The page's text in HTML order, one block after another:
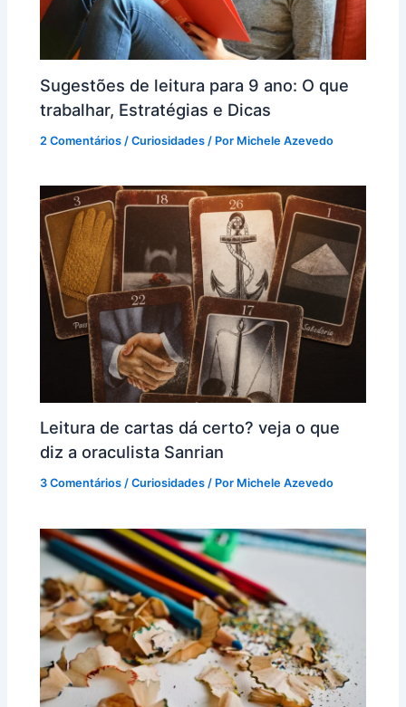
Sugestões de leitura para 9 ano: O que
trabalhar, Estratégias e Dicas
2 Comentários /Curiosidades / Por Michele Azevedo
Leitura de cartas dá certo? veja o que
diz a oraculista Sanrian
3 Comentários /Curiosidades / Por Michele Azevedo